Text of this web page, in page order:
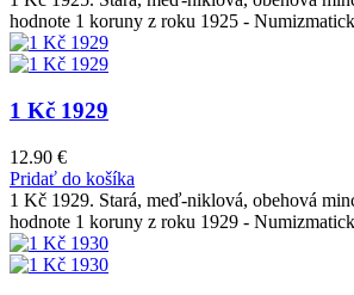
hodnote 1 koruny z roku 1925 -
1 Kč 1929
12.90 €
Pridať do košíka
1 Kč 1929. Stará, meď-niklová, obehová
hodnote 1 koruny z roku 1929 -